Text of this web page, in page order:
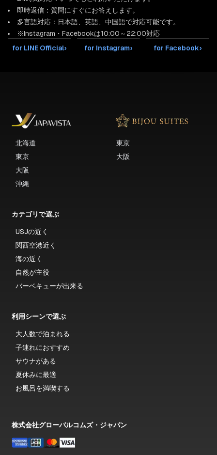
即時返信：質問にすぐにお答えします。
多言語対応：日本語、英語、中国語で対応可能です。
※Instagram・Facebookは10:00～22:00対応
for LINE Official› for Instagram› for Facebook›
北海道
東京
大阪
沖縄
東京
大阪
カテゴリで選ぶ
USJの近く
関西空港近く
海の近く
自然が主役
バーベキューが出来る
利用シーンで選ぶ
大人数で泊まれる
子連れにおすすめ
サウナがある
夏休みに最適
お風呂を満喫する
株式会社グローバルコムズ・ジャパン